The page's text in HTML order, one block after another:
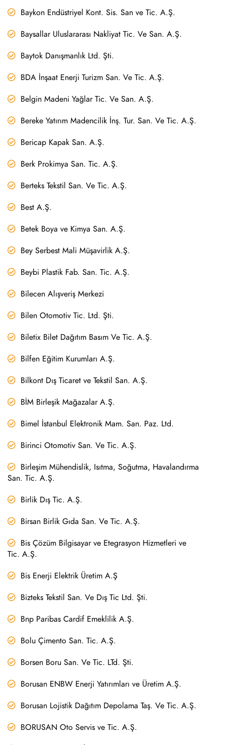
Baykon Endüstriyel Kont. Sis. San ve Tic. A.Ş.
Baysallar Uluslararası Nakliyat Tic. Ve San. A.Ş.
Baytok Danışmanlık Ltd. Şti.
BDA İnşaat Enerji Turizm San. Ve Tic. A.Ş.
Belgin Madeni Yağlar Tic. Ve San. A.Ş.
Bereke Yatırım Madencilik İnş. Tur. San. Ve Tic. A.Ş.
Bericap Kapak San. A.Ş.
Berk Prokimya San. Tic. A.Ş.
Berteks Tekstil San. Ve Tic. A.Ş.
Best A.Ş.
Betek Boya ve Kimya San. A.Ş.
Bey Serbest Mali Müşavirlik A.Ş.
Beybi Plastik Fab. San. Tic. A.Ş.
Bilecen Alışveriş Merkezi
Bilen Otomotiv Tic. Ltd. Şti.
Biletix Bilet Dağıtım Basım Ve Tic. A.Ş.
Bilfen Eğitim Kurumları A.Ş.
Bilkont Dış Ticaret ve Tekstil San. A.Ş.
BİM Birleşik Mağazalar A.Ş.
Bimel İstanbul Elektronik Mam. San. Paz. Ltd.
Birinci Otomotiv San. Ve Tic. A.Ş.
Birleşim Mühendislik, Isıtma, Soğutma, Havalandırma
San. Tic. A.Ş.
Birlik Dış Tic. A.Ş.
Birsan Birlik Gıda San. Ve Tic. A.Ş.
Bis Çözüm Bilgisayar ve Etegrasyon Hizmetleri ve
Tic. A.Ş.
Bis Enerji Elektrik Üretim A.Ş
Bizteks Tekstil San. Ve Dış Tic Ltd. Şti.
Bnp Paribas Cardif Emeklilik A.Ş.
Bolu Çimento San. Tic. A.Ş.
Borsen Boru San. Ve Tic. LTd. Şti.
Borusan ENBW Enerji Yatırımları ve Üretim A.Ş.
Borusan Lojistik Dağıtım Depolama Taş. Ve Tic. A.Ş.
BORUSAN Oto Servis ve Tic. A.Ş.